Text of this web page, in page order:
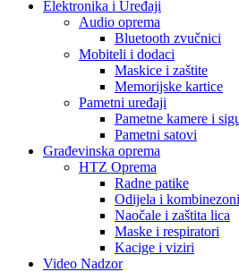
Elektronika i Uređaji
Audio oprema
Bluetooth zvučnici
Mobiteli i dodaci
Maskice i zaštite
Memorijske kartice
Pametni uređaji
Pametne kamere i
Pametni satovi
Građevinska oprema
HTZ Oprema
Radne patike
Odijela i kombinezoni
Naočale i zaštita lica
Maske i respiratori
Kacige i viziri
Video Nadzor